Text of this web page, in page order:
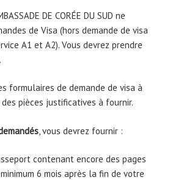
DE CORÉE DU SUD ne
de Visa (hors demande de visa
A1 et A2). Vous devrez prendre
formulaires de demande de visa à
pièces justificatives à fournir.
, vous devrez fournir :
contenant encore des pages
6 mois après la fin de votre